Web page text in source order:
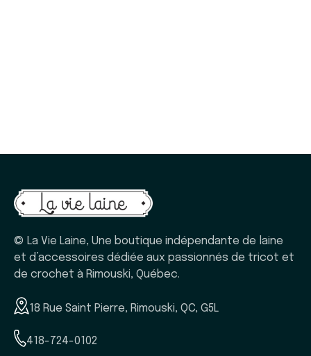
© La Vie Laine, Une boutique indépendante de laine
et d’accessoires dédiée aux passionnés de tricot et
de crochet à Rimouski, Québec.
18 Rue Saint Pierre, Rimouski, QC, G5L
418-724-0102